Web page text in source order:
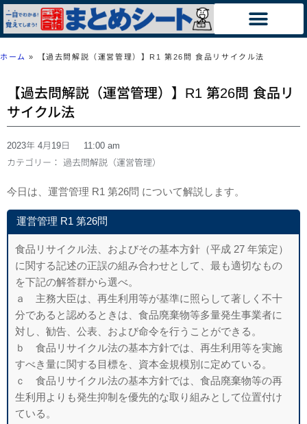
ホーム » 【過去問解説（運営管理）】R1 第26問 食品リサイクル法
【過去問解説（運営管理）】R1 第26問 食品リ
サイクル法
2023年 4月19日
11:00 am
カテゴリー： 過去問解説（運営管理）
今日は、運営管理 R1 第26問 について解説します。
運営管理 R1 第26問
食品リサイクル法、およびその基本方針（平成 27 年策定）
に関する記述の正誤の組み合わせとして、最も適切なもの
を下記の解答群から選べ。
ａ 主務大臣は、再生利用等が基準に照らして著しく不十
分であると認めるときは、食品廃棄物等多量発生事業者に
対し、勧告、公表、および命令を行うことができる。
ｂ 食品リサイクル法の基本方針では、再生利用等を実施
すべき量に関する目標を、資本金規模別に定めている。
ｃ 食品リサイクル法の基本方針では、食品廃棄物等の再
生利用よりも発生抑制を優先的な取り組みとして位置付け
ている。